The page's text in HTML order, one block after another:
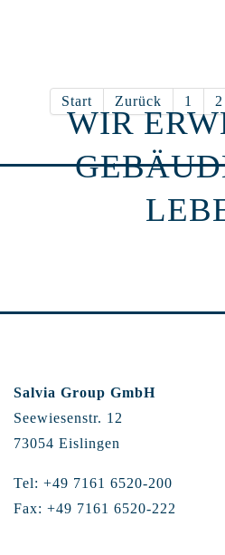
Start Zurück 1 2
WIR
Salvia Group GmbH
Seewiesenstr. 12
73054 Eislingen
Tel: +49 7161 6520-200
Fax: +49 7161 6520-222